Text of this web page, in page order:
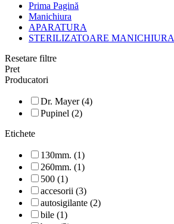
Prima Pagină
Manichiura
APARATURA
STERILIZATOARE MANICHIURA
Resetare filtre
Pret
Producatori
Dr. Mayer (4)
Pupinel (2)
Etichete
130mm. (1)
260mm. (1)
500 (1)
accesorii (3)
autosigilante (2)
bile (1)